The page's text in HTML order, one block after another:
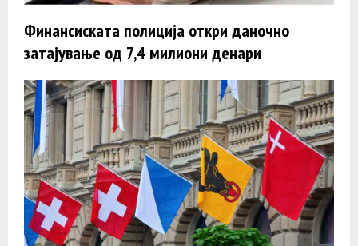
Финансиската полиција откри даночно
затајување од 7,4 милиони денари